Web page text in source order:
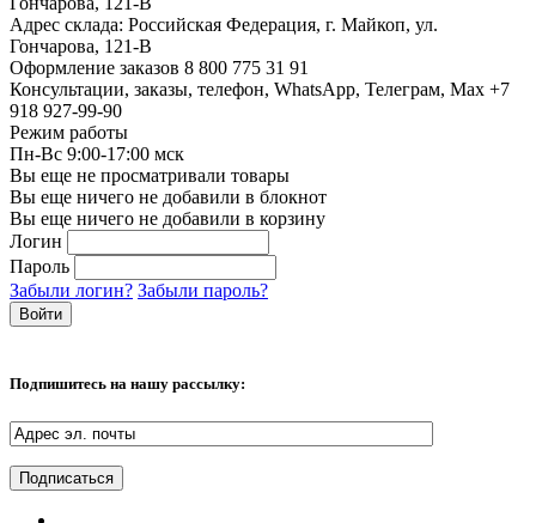
Адрес склада: Российская Федерация, г. Майкоп, ул.
Гончарова, 121-В
Оформление заказов 8 800 775 31 91
Консультации, заказы, телефон, WhatsApp, Телеграм, Мах +7
918 927-99-90
Режим работы
Пн-Вс 9:00-17:00 мск
Вы еще не просматривали товары
Вы еще ничего не добавили в блокнот
Вы еще ничего не добавили в корзину
Логин
Пароль
Забыли логин? Забыли пароль?
Подпишитесь на нашу рассылку: